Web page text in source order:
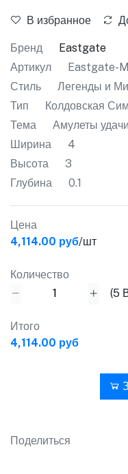
В избранное
Бренд
Eastgate
Артикул
Eastgate-
Стиль
Легенды и
Тип
Колдовская
Тема
Амулеты удачи
Ширина
4
Высота
3
Глубина
0.1
Цена
4,114.00 руб/шт
Количество
(5
Итого
4,114.00 руб
Поделиться